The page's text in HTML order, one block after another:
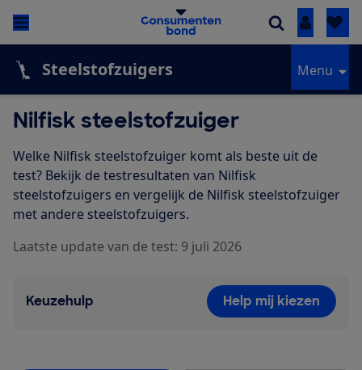
Inloggen
Steelstofzuigers Menu
Nilfisk steelstofzuiger
Welke Nilfisk steelstofzuiger komt als beste uit de
test? Bekijk de testresultaten van Nilfisk
steelstofzuigers en vergelijk de Nilfisk steelstofzuiger
met andere steelstofzuigers.
Laatste update van de test: 9 juli 2026
Keuzehulp Help mij kiezen